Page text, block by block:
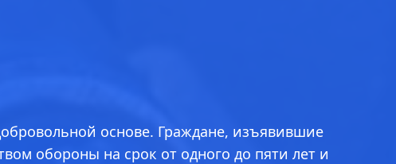
основе. Граждане, изъявившие
обороны на срок от одного до пяти лет и